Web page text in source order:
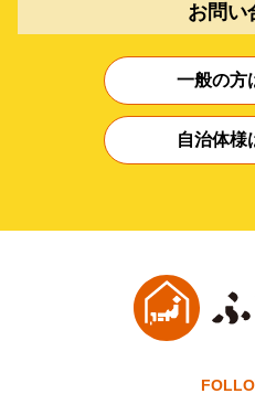
お問い
一般の方
自治体様